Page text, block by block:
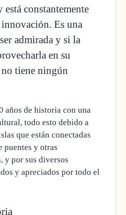
está constantemente
Es una
admirada y si la
en su
tiene ningún
años de historia con una
todo esto debido a
que están conectadas
puentes y otras
y por sus diversos
y apreciados por todo el